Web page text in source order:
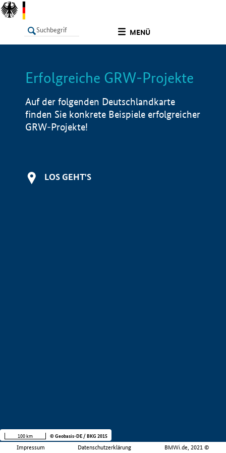
MENÜ
LISTE Info
Erfolgreiche GRW-Projekte
Auf der folgenden Deutschlandkarte
finden Sie konkrete Beispiele erfolgreicher
GRW-Projekte!
LOS GEHT'S
Impressum Datenschutzerklärung BMWi.de, 2021 ©
100 km © Geobasis-DE / BKG 2015